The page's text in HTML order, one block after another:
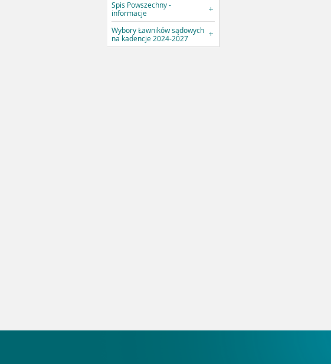
Spis Powszechny -
informacje
Wybory Ławników sądowych
na kadencje 2024-2027